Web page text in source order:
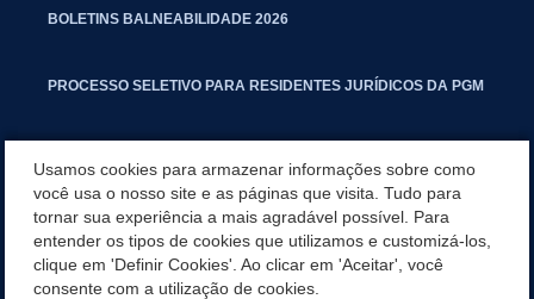
BOLETINS BALNEABILIDADE 2026
PROCESSO SELETIVO PARA RESIDENTES JURÍDICOS DA PGM
MANUAL DE PROCEDIMENTOS IMOBILIÁRIOS SEINFRA
TURMINHA DO LAGO
Usamos cookies para armazenar informações sobre como
você usa o nosso site e as páginas que visita. Tudo para
tornar sua experiência a mais agradável possível. Para
entender os tipos de cookies que utilizamos e customizá-los,
clique em 'Definir Cookies'. Ao clicar em 'Aceitar', você
consente com a utilização de cookies.